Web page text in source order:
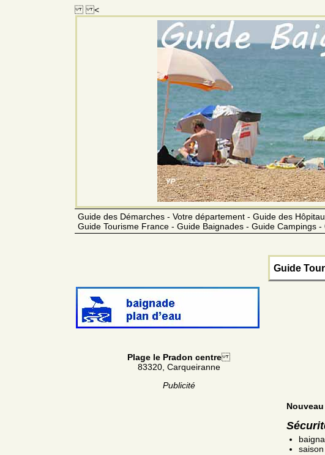
<
Guide des Démarches - Votre département - Guide des
Guide Tourisme France - Guide Baignades - Guide Campings
Guide
Plage le Pradon centre
83320, Carqueiranne
Publicité